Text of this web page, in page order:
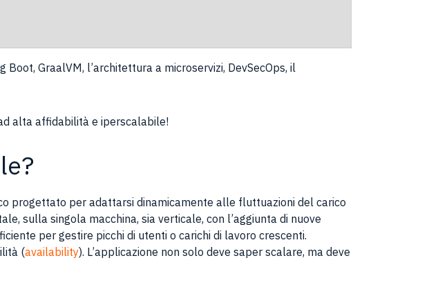
GraalVM, l’architettura a microservizi, DevSecOps, il
alta affidabilità e iperscalabile!
progettato per adattarsi dinamicamente alle fluttuazioni del carico
sulla singola macchina, sia verticale, con l’aggiunta di nuove
per gestire picchi di utenti o carichi di lavoro crescenti.
(availability). L’applicazione non solo deve saper scalare, ma deve